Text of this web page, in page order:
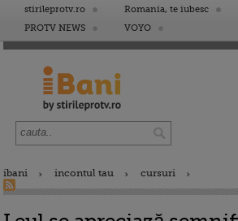
stirileprotv.ro Romania, te iubesc
PROTV NEWS
VOYO
ibani incontul tau cursuri